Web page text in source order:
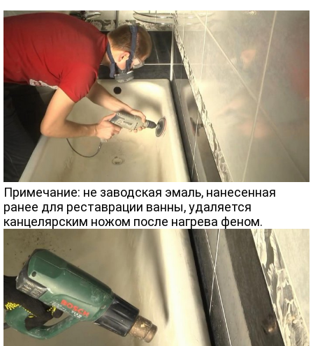
Примечание: не заводская эмаль, нанесенная
ранее для реставрации ванны, удаляется
канцелярским ножом после нагрева феном.